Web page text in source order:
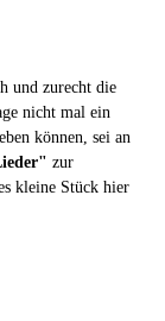
und zurecht die
nicht mal ein
können, sei an
zur
kleine Stück hier